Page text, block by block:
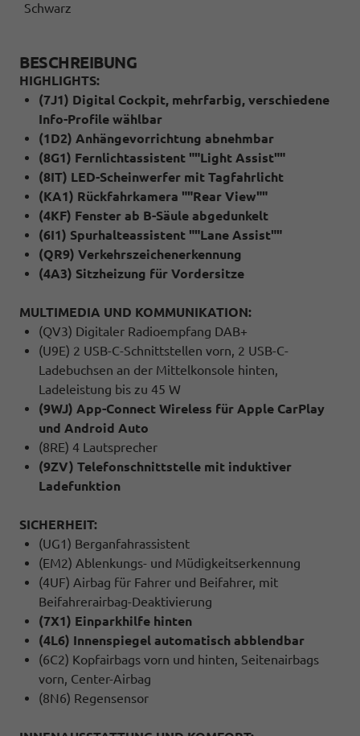
Schwarz
BESCHREIBUNG
HIGHLIGHTS:
(7J1) Digital Cockpit, mehrfarbig, verschiedene
Info-Profile wählbar
(1D2) Anhängevorrichtung abnehmbar
(8G1) Fernlichtassistent ""Light Assist""
(8IT) LED-Scheinwerfer mit Tagfahrlicht
(KA1) Rückfahrkamera ""Rear View""
(4KF) Fenster ab B-Säule abgedunkelt
(6I1) Spurhalteassistent ""Lane Assist""
(QR9) Verkehrszeichenerkennung
(4A3) Sitzheizung für Vordersitze
MULTIMEDIA UND KOMMUNIKATION:
(QV3) Digitaler Radioempfang DAB+
(U9E) 2 USB-C-Schnittstellen vorn, 2 USB-C-
Ladebuchsen an der Mittelkonsole hinten,
Ladeleistung bis zu 45 W
(9WJ) App-Connect Wireless für Apple CarPlay
und Android Auto
(8RE) 4 Lautsprecher
(9ZV) Telefonschnittstelle mit induktiver
Ladefunktion
SICHERHEIT:
(UG1) Berganfahrassistent
(EM2) Ablenkungs- und Müdigkeitserkennung
(4UF) Airbag für Fahrer und Beifahrer, mit
Beifahrerairbag-Deaktivierung
(7X1) Einparkhilfe hinten
(4L6) Innenspiegel automatisch abblendbar
(6C2) Kopfairbags vorn und hinten, Seitenairbags
vorn, Center-Airbag
(8N6) Regensensor